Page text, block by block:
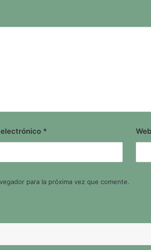
* Web
para la próxima vez que comente.